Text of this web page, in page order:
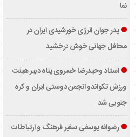
نما
پدر جوان انرژی خورشیدی ایران در
محافل جهانی خوش درخشید
استاد وحیدرضا خسروی پناه دبیر هیئت
ورزش تکواندو انجمن دوستی ایران و کره
جنوبی شد
رضوانه یوسفی سفیر فرهنگ و ارتباطات